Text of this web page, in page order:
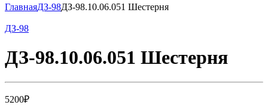
ГлавнаяДЗ-98ДЗ-98.10.06.051 Шестерня
ДЗ-98
ДЗ-98.10.06.051 Шестерня
5200₽